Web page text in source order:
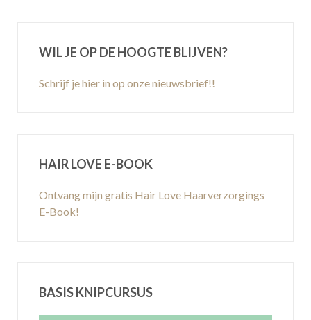
WIL JE OP DE HOOGTE BLIJVEN?
Schrijf je hier in op onze nieuwsbrief!!
HAIR LOVE E-BOOK
Ontvang mijn gratis Hair Love Haarverzorgings
E-Book!
BASIS KNIPCURSUS